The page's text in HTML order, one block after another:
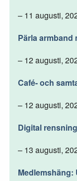
– 11 augusti,
Pärla armband
– 12 augusti,
Café- och
– 12 augusti,
Digital
– 13 augusti,